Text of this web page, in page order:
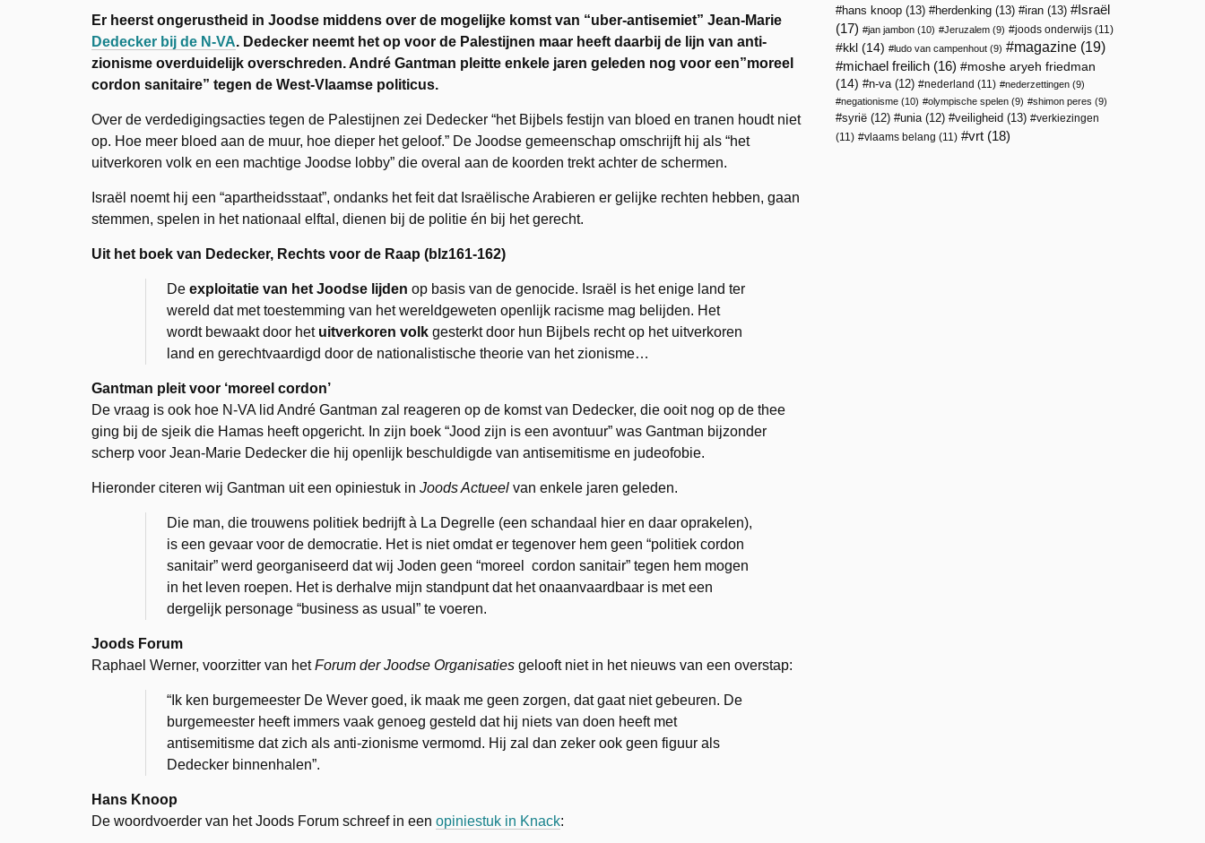
Er heerst ongerustheid in Joodse middens over de mogelijke komst van “uber-antisemiet” Jean-Marie
Dedecker bij de N-VA. Dedecker neemt het op voor de Palestijnen maar heeft daarbij de lijn van anti-
zionisme overduidelijk overschreden. André Gantman pleitte enkele jaren geleden nog voor een”moreel
cordon sanitaire” tegen de West-Vlaamse politicus.
Over de verdedigingsacties tegen de Palestijnen zei Dedecker “het Bijbels festijn van bloed en tranen houdt niet
op. Hoe meer bloed aan de muur, hoe dieper het geloof.” De Joodse gemeenschap omschrijft hij als “het
uitverkoren volk en een machtige Joodse lobby” die overal aan de koorden trekt achter de schermen.
Israël noemt hij een “apartheidsstaat”, ondanks het feit dat Israëlische Arabieren er gelijke rechten hebben, gaan
stemmen, spelen in het nationaal elftal, dienen bij de politie én bij het gerecht.
Uit het boek van Dedecker, Rechts voor de Raap (blz161-162)
De exploitatie van het Joodse lijden op basis van de genocide. Israël is het enige land ter
wereld dat met toestemming van het wereldgeweten openlijk racisme mag belijden. Het
wordt bewaakt door het uitverkoren volk gesterkt door hun Bijbels recht op het uitverkoren
land en gerechtvaardigd door de nationalistische theorie van het zionisme…
Gantman pleit voor ‘moreel cordon’
De vraag is ook hoe N-VA lid André Gantman zal reageren op de komst van Dedecker, die ooit nog op de thee
ging bij de sjeik die Hamas heeft opgericht. In zijn boek “Jood zijn is een avontuur” was Gantman bijzonder
scherp voor Jean-Marie Dedecker die hij openlijk beschuldigde van antisemitisme en judeofobie.
Hieronder citeren wij Gantman uit een opiniestuk in Joods Actueel van enkele jaren geleden.
Die man, die trouwens politiek bedrijft à La Degrelle (een schandaal hier en daar oprakelen),
is een gevaar voor de democratie. Het is niet omdat er tegenover hem geen “politiek cordon
sanitair” werd georganiseerd dat wij Joden geen “moreel
cordon sanitair” tegen hem mogen
in het leven roepen. Het is derhalve mijn standpunt dat het onaanvaardbaar is met een
dergelijk personage “business as usual” te voeren.
Joods Forum
Raphael Werner, voorzitter van hetForum der Joodse Organisaties gelooft niet in het nieuws van een overstap:
“Ik ken burgemeester De Wever goed, ik maak me geen zorgen, dat gaat niet gebeuren. De
burgemeester heeft immers vaak genoeg gesteld dat hij niets van doen heeft met
antisemitisme dat zich als anti-zionisme vermomd. Hij zal dan zeker ook geen figuur als
Dedecker binnenhalen”.
Hans Knoop
De woordvoerder van het Joods Forum schreef in een opiniestuk in Knack:
hans knoop (13) herdenking (13) iran (13)
Israël
(17)
jan jambon (10) Jeruzalem (9) joods onderwijs (11)
kkl (14) ludo van campenhout (9) magazine (19)
michael freilich (16)
moshe aryeh friedman
(14)
n-va(12) nederland (11) nederzettingen (9)
negationisme (10) olympische spelen (9) shimon peres (9)
syrië (12) unia(12) veiligheid (13)
verkiezingen
(11)
vlaams belang (11) vrt (18)